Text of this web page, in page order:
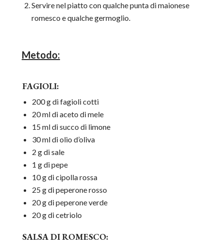
Servire nel piatto con qualche punta di maionese
romesco e qualche germoglio.
Metodo:
FAGIOLI:
200 g di fagioli cotti
20 ml di aceto di mele
15 ml di succo di limone
30 ml di olio d’oliva
2 g di sale
1 g di pepe
10 g di cipolla rossa
25 g di peperone rosso
20 g di peperone verde
20 g di cetriolo
SALSA DI ROMESCO: